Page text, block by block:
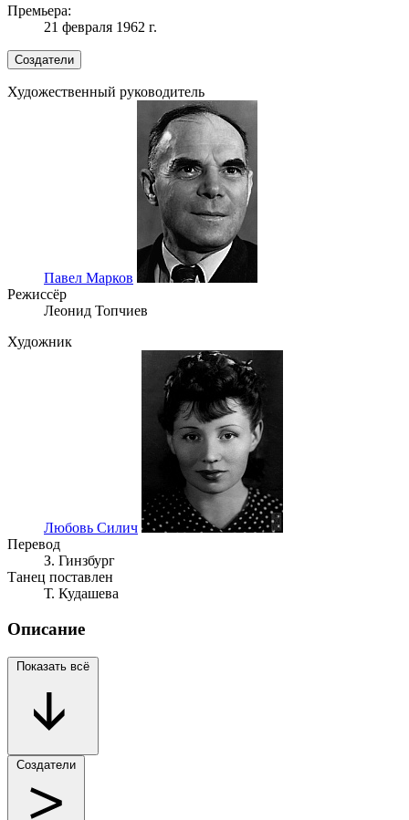
Премьера:
21 февраля 1962 г.
Создатели
Художественный руководитель
Павел Марков
Режиссёр
Леонид Топчиев
Художник
Любовь Силич
Перевод
З. Гинзбург
Танец поставлен
Т. Кудашева
Описание
Показать всё
Создатели